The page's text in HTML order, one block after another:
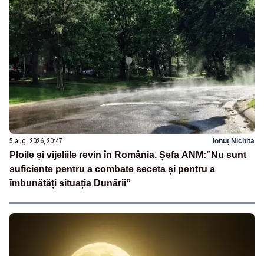
5 aug. 2026, 20:47 Ionuț Nichita
Ploile și vijeliile revin în România. Șefa ANM:”Nu sunt
suficiente pentru a combate seceta și pentru a
îmbunătăți situația Dunării”